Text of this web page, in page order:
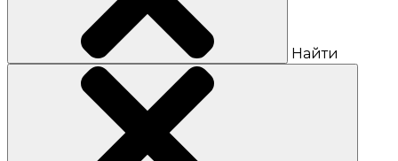
Найти